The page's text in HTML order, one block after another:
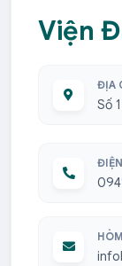
Viện
ĐỊA
Số